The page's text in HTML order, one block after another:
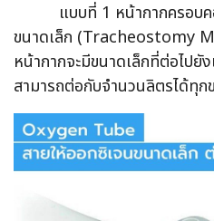
แบบที่ 1 หน้ากากครอบคอ
ขนาดเล็ก (Tracheostomy
หน้ากากจะมีขนาดเล็กที่ต่อไปยั
สามารถต่อกับจำนวนลิตรได้ทุ